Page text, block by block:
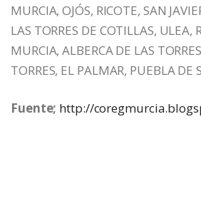
MURCIA, OJÓS, RICOTE, SAN
LAS TORRES DE COTILLAS, ULEA,
MURCIA, ALBERCA DE LAS
TORRES, EL PALMAR, PUEBLA DE
Fuente; http://